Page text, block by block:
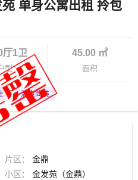
单身公寓出租 拎包
厅1卫
型
45.00 ㎡
面积
清爽简装
片区：
金鼎
小区：
金发苑（金鼎）